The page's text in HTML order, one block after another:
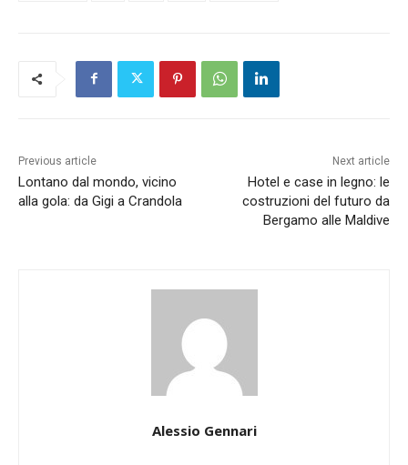
Previous article
Lontano dal mondo, vicino
alla gola: da Gigi a Crandola
Next article
Hotel e case in legno: le
costruzioni del futuro da
Bergamo alle Maldive
Alessio Gennari